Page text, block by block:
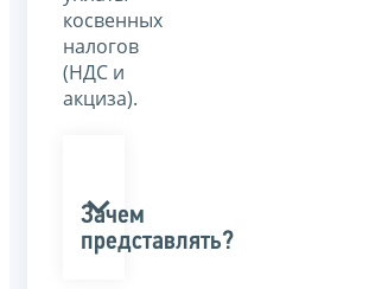
косвенных
налогов
(НДС и
акциза).
Зачем
представлять?